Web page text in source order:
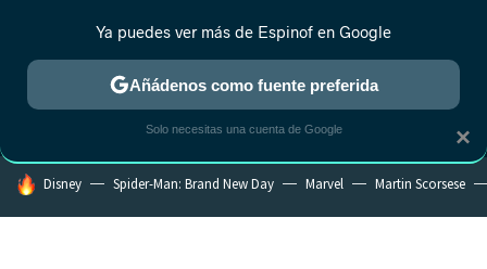
MENÚ NUEVO
ESTRENOS REALITY ANIME RANKINGS CINE
HOY SE HABLA DE
Disney Spider-Man: Brand New Day Marvel Martin Scorsese
×
Ya puedes ver más de Espinof en Google
Añádenos como fuente preferida
Solo necesitas una cuenta de Google